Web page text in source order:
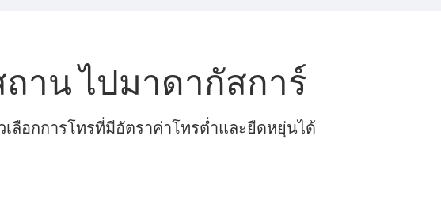
าน ไปมาดากัสการ์
ลือกการโทรที่มีอัตราค่าโทรต่ำและยืดหยุ่นได้